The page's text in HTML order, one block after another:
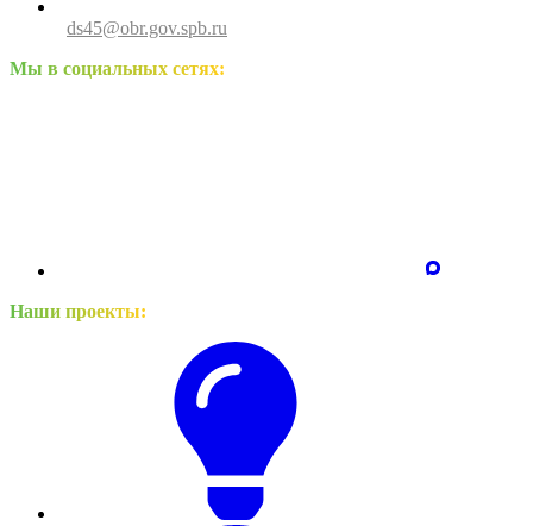
ds45@obr.gov.spb.ru
Мы в социальных сетях:
Наши проекты: